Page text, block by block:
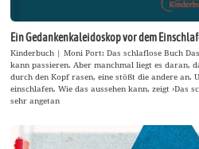
Ein Gedankenkaleidoskop vor dem
Kinderbuch | Moni Port: Das schlaflose Buch
kann passieren. Aber manchmal liegt es daran,
durch den Kopf rasen, eine stößt die andere an.
einschlafen. Wie das aussehen kann, zeigt ›Das
sehr angetan